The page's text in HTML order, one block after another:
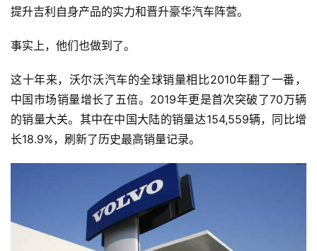
提升吉利自身产品的实力和晋升豪华汽车阵营。
事实上，他们也做到了。
这十年来，沃尔沃汽车的全球销量相比2010年翻了一番，
中国市场销量增长了五倍。2019年更是首次突破了70万辆
的销量大关。其中在中国大陆的销量达154,559辆，同比增
长18.9%，刷新了历史最高销量记录。